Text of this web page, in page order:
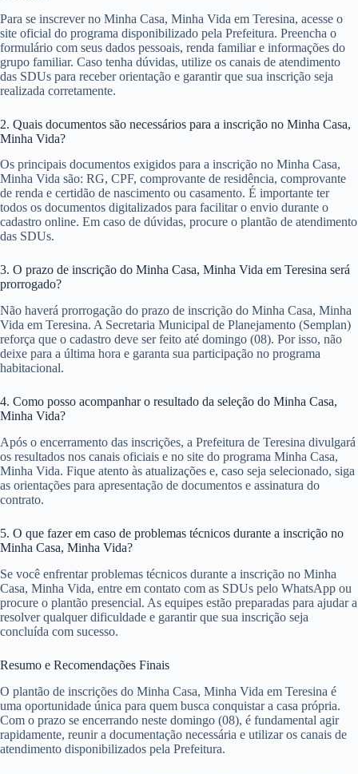
Para se inscrever no Minha Casa, Minha Vida em Teresina, acesse o
site oficial do programa disponibilizado pela Prefeitura. Preencha o
formulário com seus dados pessoais, renda familiar e informações do
grupo familiar. Caso tenha dúvidas, utilize os canais de atendimento
das SDUs para receber orientação e garantir que sua inscrição seja
realizada corretamente.
2. Quais documentos são necessários para a inscrição no Minha Casa,
Minha Vida?
Os principais documentos exigidos para a inscrição no Minha Casa,
Minha Vida são: RG, CPF, comprovante de residência, comprovante
de renda e certidão de nascimento ou casamento. É importante ter
todos os documentos digitalizados para facilitar o envio durante o
cadastro online. Em caso de dúvidas, procure o plantão de atendimento
das SDUs.
3. O prazo de inscrição do Minha Casa, Minha Vida em Teresina será
prorrogado?
Não haverá prorrogação do prazo de inscrição do Minha Casa, Minha
Vida em Teresina. A Secretaria Municipal de Planejamento (Semplan)
reforça que o cadastro deve ser feito até domingo (08). Por isso, não
deixe para a última hora e garanta sua participação no programa
habitacional.
4. Como posso acompanhar o resultado da seleção do Minha Casa,
Minha Vida?
Após o encerramento das inscrições, a Prefeitura de Teresina divulgará
os resultados nos canais oficiais e no site do programa Minha Casa,
Minha Vida. Fique atento às atualizações e, caso seja selecionado, siga
as orientações para apresentação de documentos e assinatura do
contrato.
5. O que fazer em caso de problemas técnicos durante a inscrição no
Minha Casa, Minha Vida?
Se você enfrentar problemas técnicos durante a inscrição no Minha
Casa, Minha Vida, entre em contato com as SDUs pelo WhatsApp ou
procure o plantão presencial. As equipes estão preparadas para ajudar a
resolver qualquer dificuldade e garantir que sua inscrição seja
concluída com sucesso.
Resumo e Recomendações Finais
O plantão de inscrições do Minha Casa, Minha Vida em Teresina é
uma oportunidade única para quem busca conquistar a casa própria.
Com o prazo se encerrando neste domingo (08), é fundamental agir
rapidamente, reunir a documentação necessária e utilizar os canais de
atendimento disponibilizados pela Prefeitura.